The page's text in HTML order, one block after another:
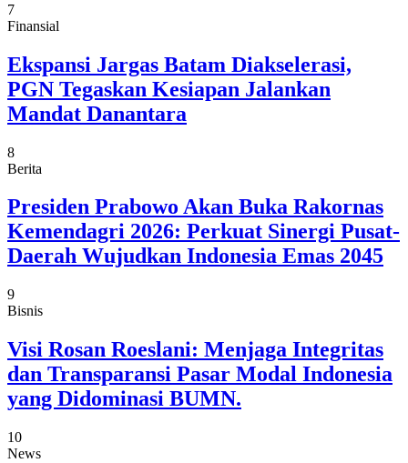
7
Finansial
Ekspansi Jargas Batam Diakselerasi,
PGN Tegaskan Kesiapan Jalankan
Mandat Danantara
8
Berita
Presiden Prabowo Akan Buka Rakornas
Kemendagri 2026: Perkuat Sinergi Pusat-
Daerah Wujudkan Indonesia Emas 2045
9
Bisnis
Visi Rosan Roeslani: Menjaga Integritas
dan Transparansi Pasar Modal Indonesia
yang Didominasi BUMN.
10
News